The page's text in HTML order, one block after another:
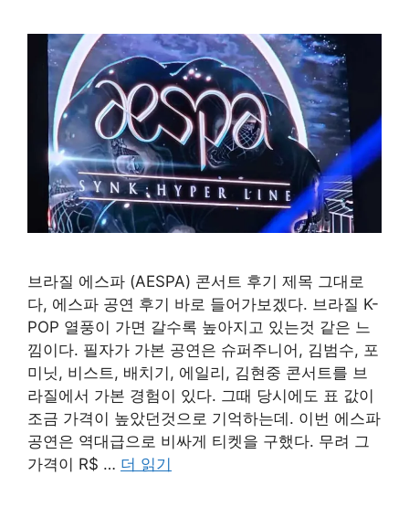
브라질 에스파 (AESPA) 콘서트 후기 제목 그대로
다, 에스파 공연 후기 바로 들어가보겠다. 브라질 K-
POP 열풍이 가면 갈수록 높아지고 있는것 같은 느
낌이다. 필자가 가본 공연은 슈퍼주니어, 김범수, 포
미닛, 비스트, 배치기, 에일리, 김현중 콘서트를 브
라질에서 가본 경험이 있다. 그때 당시에도 표 값이
조금 가격이 높았던것으로 기억하는데. 이번 에스파
공연은 역대급으로 비싸게 티켓을 구했다. 무려 그
가격이 R$ … 더 읽기